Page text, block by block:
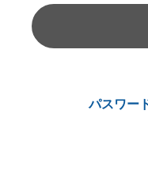
パスワー